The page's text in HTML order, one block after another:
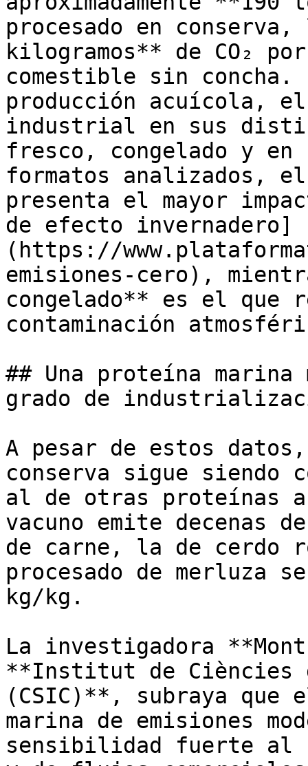
procesado en
kilogramos** de CO₂
comestible sin
producción acuícola,
industrial en sus
fresco, congelado y en
formatos analizados,
presenta el mayor
de efecto invernadero]
(https://
emisiones-cero),
congelado** es el que
contaminación
## Una proteína
grado de
A pesar de estos
conserva sigue siendo
al de otras proteínas
vacuno emite decenas
de carne, la de cerdo
procesado de merluza
kg/kg.
La investigadora
**Institut de Ciències
(CSIC)**, subraya
marina de emisiones
sensibilidad fuerte al